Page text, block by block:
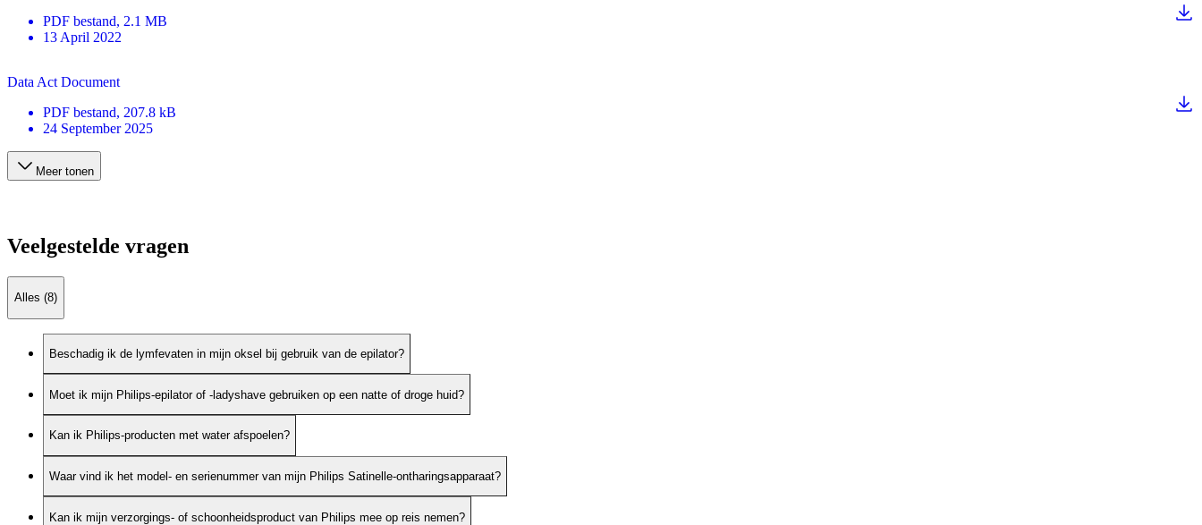
PDF bestand, 2.1 MB
13 April 2022
Data Act Document
PDF bestand, 207.8 kB
24 September 2025
Meer tonen
Veelgestelde vragen
Alles (8)
Beschadig ik de lymfevaten in mijn oksel bij gebruik van de epilator?
Moet ik mijn Philips-epilator of -ladyshave gebruiken op een natte of droge huid?
Kan ik Philips-producten met water afspoelen?
Waar vind ik het model- en serienummer van mijn Philips Satinelle-ontharingsapparaat?
Kan ik mijn verzorgings- of schoonheidsproduct van Philips mee op reis nemen?